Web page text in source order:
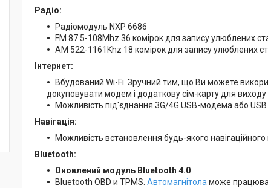
Радіо:
Радіомодуль NXP 6686
FM 87.5-108Mhz 36 комірок для запису улюблених
AM 522-1161Khz 18 комірок для запису улюблених
Інтернет:
Вбудований Wi-Fi. Зручний тим, що Ви можете
докуповувати модем і додаткову сім-карту для виходу
Можливість під'єднання 3G/4G USB-модема або
Навігація:
Можливість встановлення будь-якого
Bluetooth:
Оновлений модуль Bluetooth 4.0
Bluetooth OBD и TPMS. Автомагнітоламоже